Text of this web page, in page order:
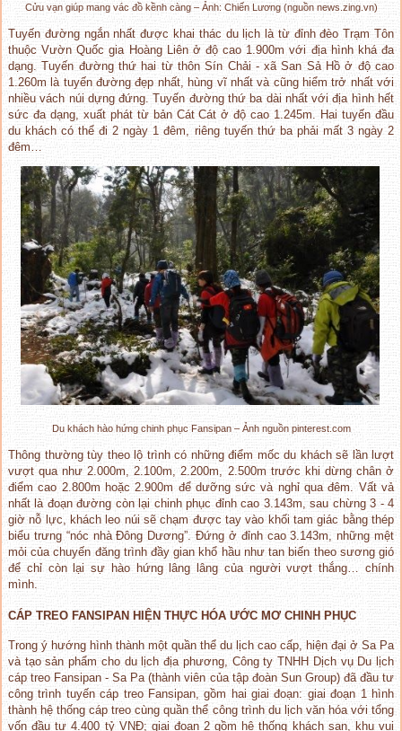
Cửu vạn giúp mang vác đồ kềnh càng – Ảnh: Chiến Lương (nguồn news.zing.vn)
Tuyến đường ngắn nhất được khai thác du lịch là từ đỉnh đèo Trạm Tôn
thuộc Vườn Quốc gia Hoàng Liên ở độ cao 1.900m với địa hình khá đa
dạng. Tuyến đường thứ hai từ thôn Sín Chải - xã San Sả Hồ ở độ cao
1.260m là tuyến đường đẹp nhất, hùng vĩ nhất và cũng hiểm trở nhất với
nhiều vách núi dựng đứng. Tuyến đường thứ ba dài nhất với địa hình hết
sức đa dạng, xuất phát từ bản Cát Cát ở độ cao 1.245m. Hai tuyến đầu
du khách có thể đi 2 ngày 1 đêm, riêng tuyến thứ ba phải mất 3 ngày 2
đêm…
Du khách hào hứng chinh phục Fansipan – Ảnh nguồn pinterest.com
Thông thường tùy theo lộ trình có những điểm mốc du khách sẽ lần lượt
vượt qua như 2.000m, 2.100m, 2.200m, 2.500m trước khi dừng chân ở
điểm cao 2.800m hoặc 2.900m để dưỡng sức và nghỉ qua đêm. Vất vả
nhất là đoạn đường còn lại chinh phục đỉnh cao 3.143m, sau chừng 3 - 4
giờ nỗ lực, khách leo núi sẽ chạm được tay vào khối tam giác bằng thép
biểu trưng “nóc nhà Đông Dương”. Đứng ở đỉnh cao 3.143m, những mệt
mỏi của chuyến đăng trình đầy gian khổ hầu như tan biến theo sương gió
để chỉ còn lại sự hào hứng lâng lâng của người vượt thắng… chính
mình.
CÁP TREO FANSIPAN HIỆN THỰC HÓA ƯỚC MƠ CHINH PHỤC
Trong ý hướng hình thành một quần thể du lịch cao cấp, hiện đại ở Sa Pa
và tạo sản phẩm cho du lịch địa phương, Công ty TNHH Dịch vụ Du lịch
cáp treo Fansipan - Sa Pa (thành viên của tập đoàn Sun Group) đã đầu tư
công trình tuyến cáp treo Fansipan, gồm hai giai đoạn: giai đoạn 1 hình
thành hệ thống cáp treo cùng quần thể công trình du lịch văn hóa với tổng
vốn đầu tư 4.400 tỷ VNĐ; giai đoạn 2 gồm hệ thống khách sạn, khu vui